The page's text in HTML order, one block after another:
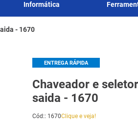
Informática
- 1670
ENTREGA RÁPIDA
Chaveador e
saida - 1670
Cód:: 1670Clique e veja!